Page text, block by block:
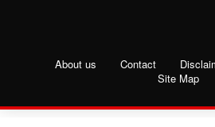
About us Contact
Site Map